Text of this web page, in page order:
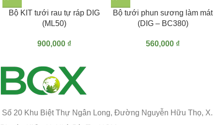
Bộ KIT tưới rau tự ráp DIG
(ML50)
900,000 ₫
Bộ tưới phun sương làm mát
(DIG – BC380)
560,000 ₫
Số 20 Khu Biệt Thự Ngân Long, Đường Nguyễn Hữu Thọ, X.